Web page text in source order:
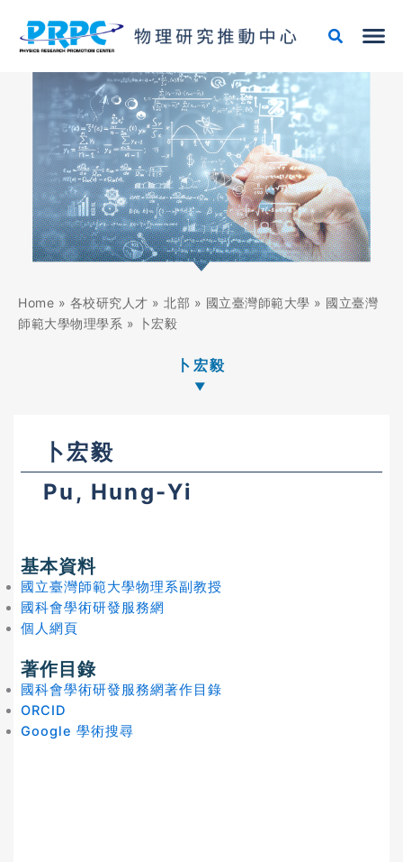
Home » 各校研究人才 » 北部 » 國立臺灣師範大學 » 國立臺灣
師範大學物理學系 » 卜宏毅
卜宏毅
卜宏毅
Pu, Hung-Yi
基本資料
國立臺灣師範大學物理系副教授
國科會學術研發服務網
個人網頁
著作目錄
國科會學術研發服務網著作目錄
ORCID
Google 學術搜尋